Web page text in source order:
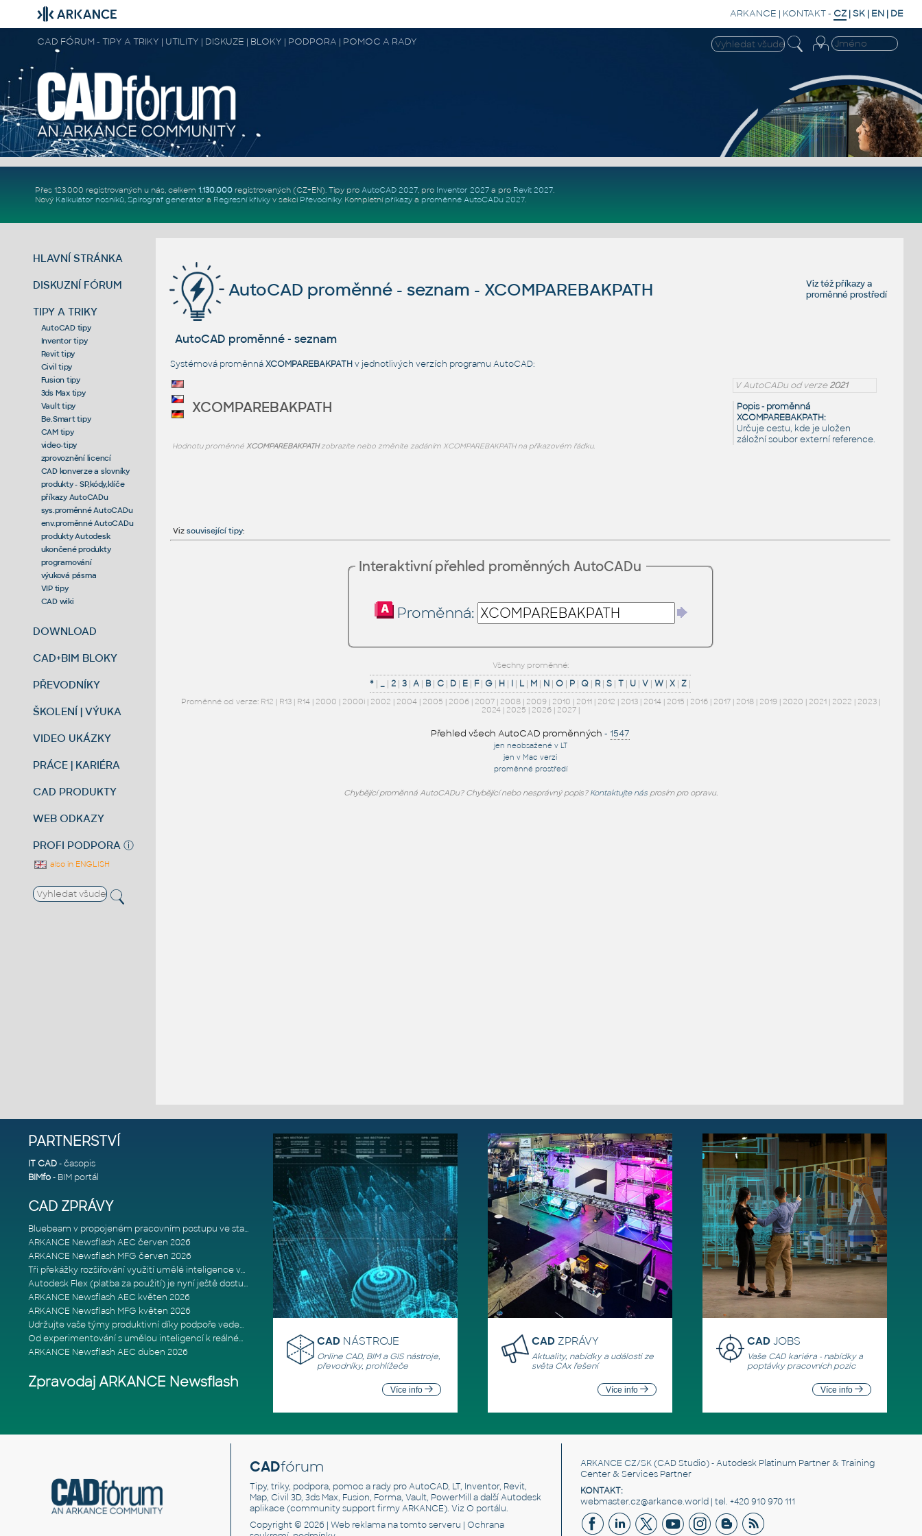
ARKANCE | KONTAKT- CZ |SK | EN | DE
CAD FÓRUM - TIPY A TRIKY | UTILITY | DISKUZE | BLOKY | PODPORA | POMOC A RADY
Přes 123.000 registrovaných u nás, celkem 1.130.000registrovaných (CZ+EN). Tipy pro AutoCAD 2027, pro Inventor 2027a pro Revit 2027.
Nový Kalkulátor nosníků, Spirograf generátor a Regresní křivkyv sekci Převodníky. Kompletní příkazya proměnné AutoCADu 2027.
HLAVNÍ STRÁNKA
DISKUZNÍ FÓRUM
TIPY A TRIKY
AutoCAD tipy
Inventor tipy
Revit tipy
Civil tipy
Fusion tipy
3ds Max tipy
Vault tipy
Be.Smart tipy
CAM tipy
video-tipy
zprovoznění licencí
CAD konverze a slovníky
produkty - SP,kódy,klíče
příkazy AutoCADu
sys.proměnné AutoCADu
env.proměnné AutoCADu
produkty Autodesk
ukončené produkty
programování
výuková pásma
VIP tipy
CAD wiki
DOWNLOAD
CAD+BIM BLOKY
PŘEVODNÍKY
ŠKOLENÍ | VÝUKA
VIDEO UKÁZKY
PRÁCE | KARIÉRA
CAD PRODUKTY
WEB ODKAZY
PROFI PODPORA ⓘ
also in ENGLISH
Viz téžpříkazya
proměnné prostředí
AutoCAD proměnné - seznam - XCOMPAREBAKPATH
AutoCAD proměnné - seznam
Systémová proměnnáXCOMPAREBAKPATHv jednotlivých verzích programu AutoCAD:
V AutoCADu od verze2021
Popis - proměnná
XCOMPAREBAKPATH:
Určuje cestu, kde je uložen
záložní soubor externí reference.
XCOMPAREBAKPATH
Hodnotu proměnné XCOMPAREBAKPATHzobrazíte nebo změníte zadáním XCOMPAREBAKPATH na příkazovém řádku.
Viz související tipy:
Interaktivní přehled proměnných AutoCADu
Proměnná:
Všechny proměnné:
* | _ |2 |3 |A | B |C | D | E | F|G | H | I | L | M | N |O | P |Q | R |S |T | U |V |W |X |Z |
Proměnné od verze: R12 | R13| R14| 2000 | 2000i| 2002 | 2004| 2005 | 2006| 2007| 2008| 2009| 2010 | 2011| 2012 | 2013| 2014| 2015 | 2016| 2017| 2018| 2019| 2020 | 2021| 2022 | 2023|
2024| 2025 | 2026| 2027|
Přehled všech AutoCAD proměnných -1547
jen neobsažené v LT
jen v Mac verzi
proměnné prostředí
Chybějící proměnná AutoCADu? Chybějící nebo nesprávný popis? Kontaktujte násprosím pro opravu.
PARTNERSTVÍ
IT CAD- časopis
BIMfo- BIM portál
CAD ZPRÁVY
Bluebeam v propojeném pracovním postupu ve stavebnictví: Proč je int
ARKANCE Newsflash AEC červen 2026
ARKANCE Newsflash MFG červen 2026
Tři překážky rozšiřování využití umělé inteligence ve stavebním prům
Autodesk Flex (platba za použití) je nyní ještě dostupnější
ARKANCE Newsflash AEC květen 2026
ARKANCE Newsflash MFG květen 2026
Udržujte vaše týmy produktivní díky podpoře vedené odborníky
Od experimentování s umělou inteligencí k reálnému dopadu na podniká
ARKANCE Newsflash AEC duben 2026
Zpravodaj ARKANCE Newsflash
CAD NÁSTROJE
Online CAD, BIM a GIS nástroje,
převodníky, prohlížeče
Více info
CAD ZPRÁVY
Aktuality, nabídky a události ze
světa CAx řešení
Více info
CADJOBS
Vaše CAD kariéra - nabídky a
poptávky pracovních pozic
Více info
CADfórum
Tipy, triky, podpora, pomoc a rady pro AutoCAD, LT, Inventor, Revit,
Map, Civil 3D, 3ds Max, Fusion, Forma, Vault, PowerMill a další Autodesk
aplikace (community support firmy ARKANCE). Viz O portálu.
Copyright © 2026 | Web reklamana tomto serveru | Ochrana
ARKANCE CZ/SK(CAD Studio) - Autodesk Platinum Partner & Training
Center & Services Partner
KONTAKT:
webmaster.cz@arkance.world | tel. +420 910 970 111